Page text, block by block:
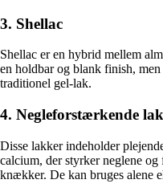
3. Shellac
Shellac er en hybrid mellem
en holdbar og blank finish,
traditionel gel-lak.
4. Negleforstærkende lak
Disse lakker indeholder
calcium, der styrker neglene
knækker. De kan bruges alene